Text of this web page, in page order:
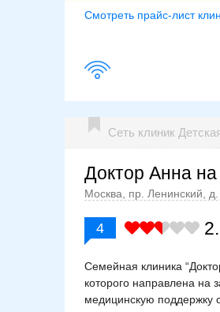
Смотреть прайс-лист
Сеть клиник
Доктор Анна
Москва, пр. Ленинский, д.
4
Семейная клиника
которого направлена на
медицинскую поддержку